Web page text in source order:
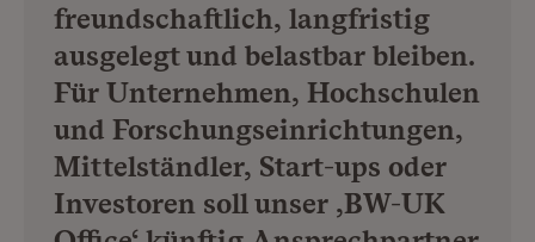
freundschaftlich, langfristig
ausgelegt und belastbar bleiben.
Für Unternehmen, Hochschulen
und Forschungseinrichtungen,
Mittelständler, Start-ups oder
Investoren soll unser ,BW-UK